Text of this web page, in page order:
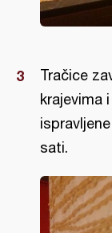
Tračice
krajevima
sati.